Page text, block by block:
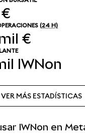
(24 H)
€
IWNon
VER MÁS ESTADÍSTICAS
IWNon en